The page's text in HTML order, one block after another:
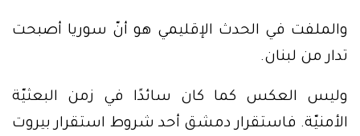
والملفت في الحدث الإقليمي هو أنّ سوريا أصبحت
تدار من لبنان.
وليس العكس كما كان سائدًا في زمن البعثيّة
الأمنيّة. فاستقرار دمشق أحد شروط استقرار بيروت